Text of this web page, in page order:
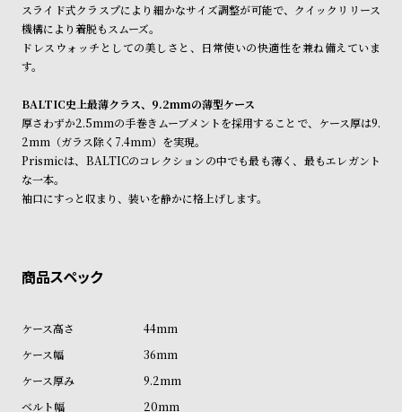
の
商
品
別
注
モ
ル
受
注
販
ル
雑
誌
掲
装
貸
出
ー
ル
スライド式クラスプにより細かなサイズ調整が可能で、クイックリリース
機構により着脱もスムーズ。
ドレスウォッチとしての美しさと、日常使いの快適性を兼ね備えていま
す。
BALTIC史上最薄クラス、9.2mmの薄型ケース
厚さわずか2.5mmの手巻きムーブメントを採用することで、ケース厚は9.
2mm（ガラス除く7.4mm）を実現。
Prismicは、BALTICのコレクションの中でも最も薄く、最もエレガント
な一本。
袖口にすっと収まり、装いを静かに格上げします。
44mm
36mm
9.2mm
20mm